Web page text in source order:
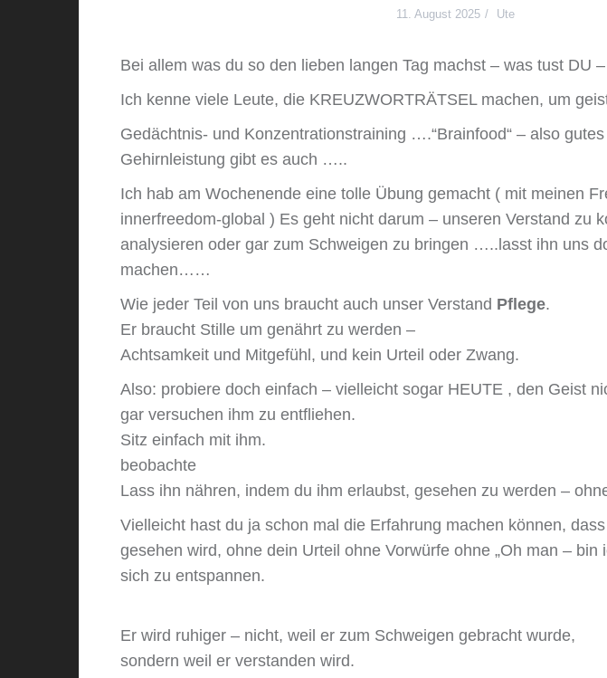
11. August 2025 Ute
Bei allem was du so den lieben langen Tag machst – was tust DU
Ich kenne viele Leute, die KREUZWORTRÄTSEL machen, um
Gedächtnis- und Konzentrationstraining ….“Brainfood“ – also
Gehirnleistung gibt es auch …..
Ich hab am Wochenende eine tolle Übung gemacht ( mit meinen
innerfreedom-global ) Es geht nicht darum – unseren Verstand zu
analysieren oder gar zum Schweigen zu bringen …..lasst ihn uns
machen……
Wie jeder Teil von uns braucht auch unser Verstand Pflege.
Er braucht Stille um genährt zu werden –
Achtsamkeit und Mitgefühl, und kein Urteil oder Zwang.
Also: probiere doch einfach – vielleicht sogar HEUTE , den Geist
gar versuchen ihm zu entfliehen.
Sitz einfach mit ihm.
beobachte
Lass ihn nähren, indem du ihm erlaubst, gesehen zu werden –
Vielleicht hast du ja schon mal die Erfahrung machen können,
gesehen wird, ohne dein Urteil ohne Vorwürfe ohne „Oh man –
sich zu entspannen.
Er wird ruhiger – nicht, weil er zum Schweigen gebracht wurde,
sondern weil er verstanden wird.